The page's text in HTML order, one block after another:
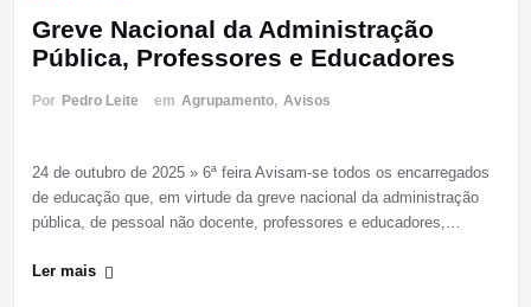
Greve Nacional da Administração
Pública, Professores e Educadores
Por Pedro Leite em Agrupamento, Avisos
24 de outubro de 2025 » 6ª feira Avisam-se todos os encarregados
de educação que, em virtude da greve nacional da administração
pública, de pessoal não docente, professores e educadores,…
Ler mais